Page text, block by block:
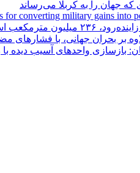
که جهان را به کربلا می‌رساند
for converting military gains into
مترمکعب است
بر بحران جهانی، با
بازسازی واحدهای آسیب دیده